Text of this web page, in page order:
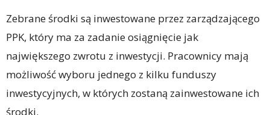
Zebrane środki są inwestowane przez zarządzającego
PPK, który ma za zadanie osiągnięcie jak
największego zwrotu z inwestycji. Pracownicy mają
możliwość wyboru jednego z kilku funduszy
inwestycyjnych, w których zostaną zainwestowane ich
środki.